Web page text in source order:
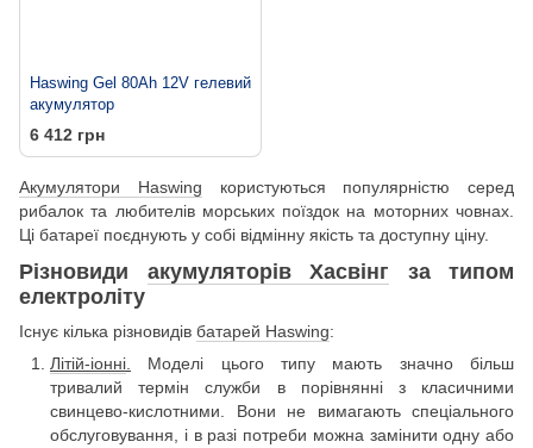
Haswing Gel 80Ah 12V гелевий
акумулятор
6 412 грн
Акумулятори Haswing користуються популярністю серед
рибалок та любителів морських поїздок на моторних човнах.
Ці батареї поєднують у собі відмінну якість та доступну ціну.
Різновиди акумуляторів Хасвінг за типом
електроліту
Існує кілька різновидів батарей Haswing:
Літій-іонні
Моделі цього типу мають значно більш
тривалий термін служби в порівнянні з класичними
свинцево-кислотними. Вони не вимагають спеціального
обслуговування, і в разі потреби можна замінити одну або